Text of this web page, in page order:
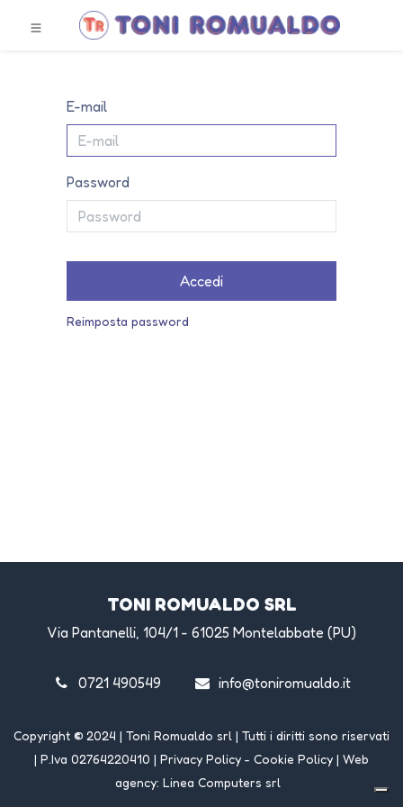
E-mail
Password
Accedi
Reimposta password
TONI ROMUALDO SRL
Via Pantanelli, 104/1 - 61025 Montelabbate (PU)
0721 490549 info@toniromualdo.it
Copyright © 2024 | Toni Romualdo srl | Tutti i diritti sono riservati
| P.Iva 02764220410 | Privacy Policy - Cookie Policy | Web
agency: Linea Computers srl